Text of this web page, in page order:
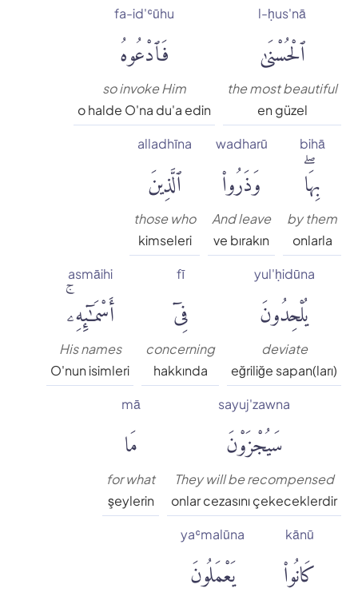
Shaban Britch
Yaşar Nuri Öztürk
l-ḥus'nā
ٱلْحُسْنَىٰ
the most beautiful
en güzel
fa-id'ʿūhu
فَٱدْعُوهُ
so invoke Him
o halde O'na du'a edin
bihā
بِهَاۖ
by them
onlarla
wadharū
وَذَرُوا۟
And leave
ve bırakın
alladhīna
ٱلَّذِينَ
those who
kimseleri
yul'ḥidūna
يُلْحِدُونَ
deviate
eğriliğe sapan(ları)
fī
فِىٓ
concerning
hakkında
asmāihi
أَسْمَٰٓئِهِۦۚ
His names
O'nun isimleri
sayuj'zawna
سَيُجْزَوْنَ
They will be recompensed
onlar cezasını çekeceklerdir
mā
مَا
for what
şeylerin
kānū
كَانُوا۟
yaʿmalūna
يَعْمَلُونَ